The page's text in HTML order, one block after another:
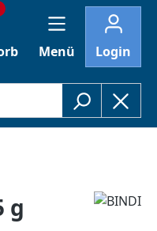
Menü Login
g